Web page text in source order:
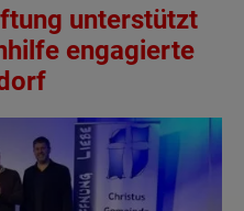
unterstützt
engagierte